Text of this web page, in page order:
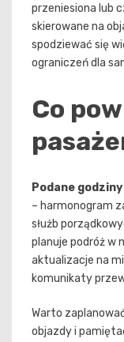
przeniesiona lub
skierowane na
spodziewać się
ograniczeń dla
Co
Podane
– harmonogram
służb
planuje podróż w
aktualizacje na
komunikaty
Warto
objazdy i